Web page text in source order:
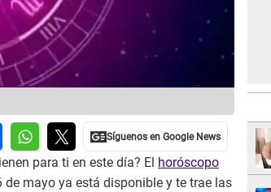
para ti en este día? El horóscopo
de mayo ya está disponible y te trae las